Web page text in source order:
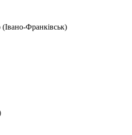
Франківськ)